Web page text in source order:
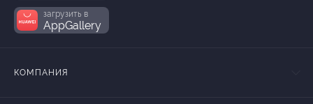
загрузить в
AppGallery
КОМПАНИЯ